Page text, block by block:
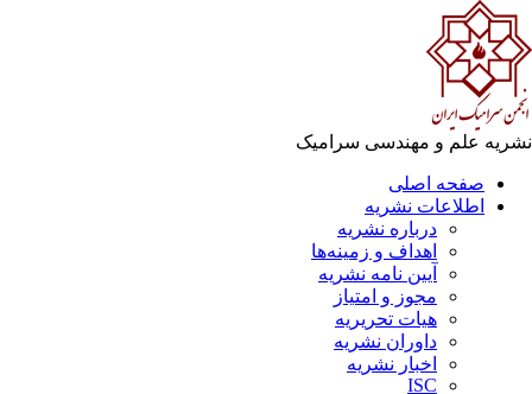
علم و مهندسی سرامیک
صفحه اصلی
اطلاعات نشریه
درباره نشریه
اهداف و زمینه‌ها
آیین نامه نشریه
مجوز و امتیاز
هیات تحریریه
داوران نشریه
اخبار نشریه
ISC